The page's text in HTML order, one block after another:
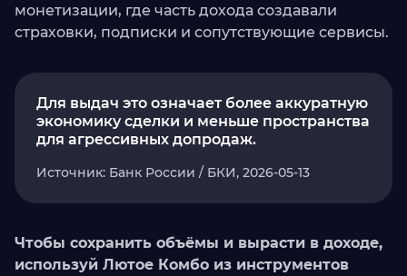
монетизации, где часть дохода создавали
страховки, подписки и сопутствующие сервисы.
Для выдач это означает более аккуратную
экономику сделки и меньше пространства
для агрессивных допродаж.
Источник: Банк России / БКИ, 2026-05-13
Чтобы сохранить объёмы и вырасти в доходе,
используй Лютое Комбо из инструментов